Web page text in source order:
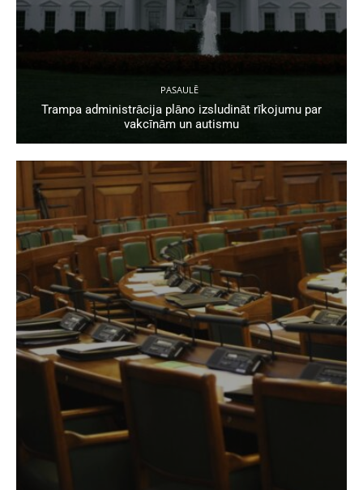
PASAULĒ
Trampa administrācija plāno izsludināt rīkojumu par
vakcīnām un autismu